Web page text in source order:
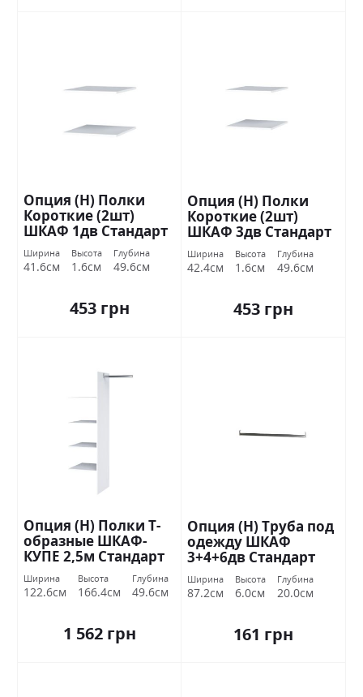
Опция (Н) Полки
Короткие (2шт)
ШКАФ 1дв Стандарт
Ширина
41.6см
Высота
1.6см
Глубина
49.6см
453 грн
Опция (Н) Полки
Короткие (2шт)
ШКАФ 3дв Стандарт
Ширина
42.4см
Высота
1.6см
Глубина
49.6см
453 грн
Опция (Н) Полки Т-
образные ШКАФ-
КУПЕ 2,5м Стандарт
Ширина
122.6см
Высота
166.4см
Глубина
49.6см
1 562 грн
Опция (Н) Труба под
одежду ШКАФ
3+4+6дв Стандарт
Ширина
87.2см
Высота
6.0см
Глубина
20.0см
161 грн